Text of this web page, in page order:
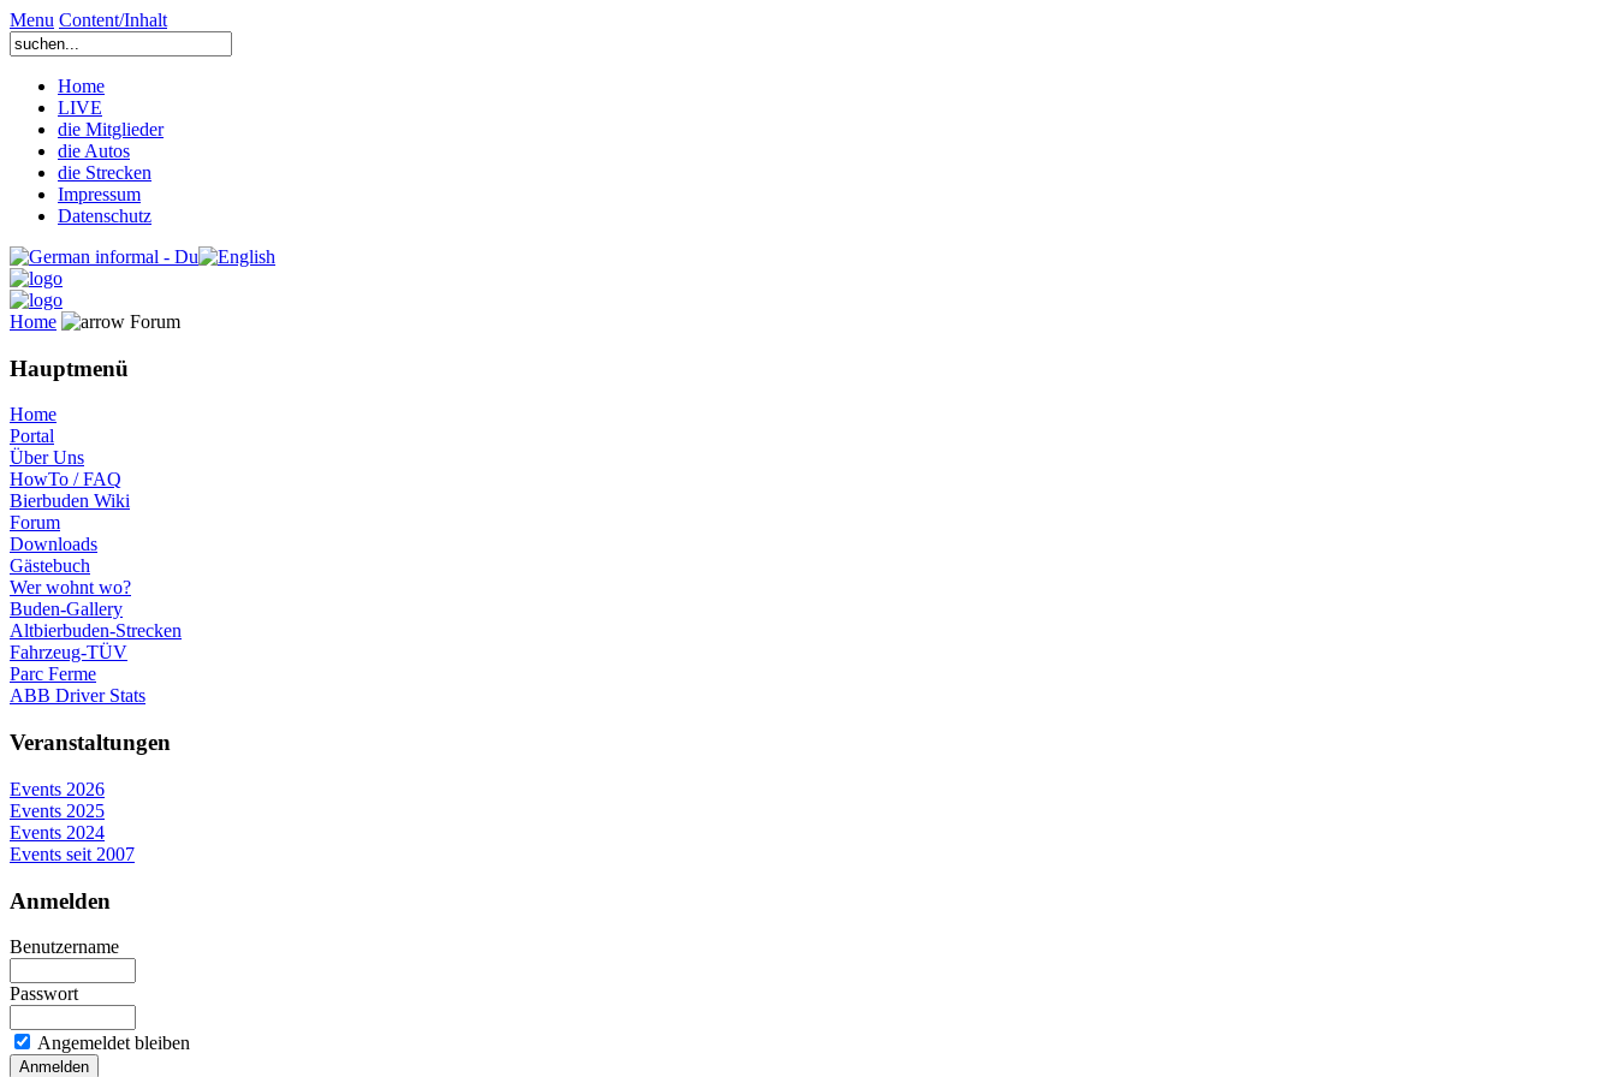
Menu Content/Inhalt
Home
LIVE
die Mitglieder
die Autos
die Strecken
Impressum
Datenschutz
Home Forum
Hauptmenü
Home
Portal
Über Uns
HowTo / FAQ
Bierbuden Wiki
Forum
Downloads
Gästebuch
Wer wohnt wo?
Buden-Gallery
Altbierbuden-Strecken
Fahrzeug-TÜV
Parc Ferme
ABB Driver Stats
Veranstaltungen
Events 2026
Events 2025
Events 2024
Events seit 2007
Anmelden
Benutzername
Passwort
Angemeldet bleiben